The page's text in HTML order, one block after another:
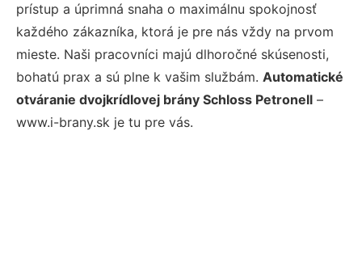
prístup a úprimná snaha o maximálnu spokojnosť
každého zákazníka, ktorá je pre nás vždy na prvom
mieste. Naši pracovníci majú dlhoročné skúsenosti,
bohatú prax a sú plne k vašim službám. Automatické
otváranie dvojkrídlovej brány Schloss Petronell –
www.i-brany.sk je tu pre vás.